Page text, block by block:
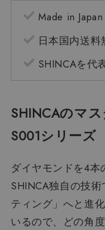
Made in Japan
日本国内送料
SHINCAを代
SHINCAのマ
S001シリーズ
ダイヤモンドを4本
SHINCA独自の技
ティング」へと進
いるので、どの角